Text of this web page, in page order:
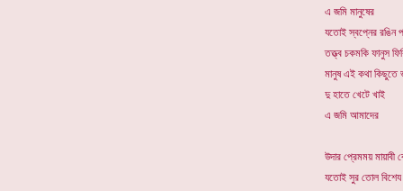
এ জমি মানুষের
যতোই স্বপ্নের রঙিন
তত্ত্ব চকমকি ফানুস
মানুষ এই কথা কিছুতে
দু হাতে খেটে খাই
এ জমি আমাদের
উদার প্রেমময় মায়াবী
যতোই সুর তোল